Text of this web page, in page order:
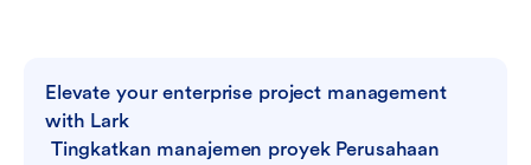
Elevate your enterprise project management
with Lark